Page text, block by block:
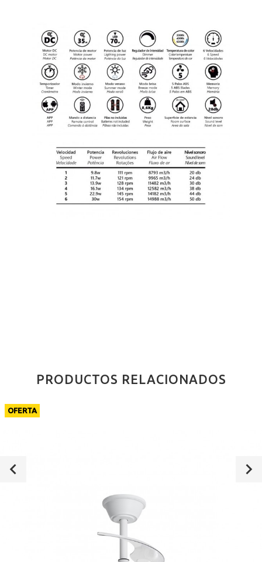
PRODUCTOS RELACIONADOS
OFERTA